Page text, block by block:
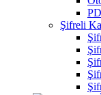
Şifreli